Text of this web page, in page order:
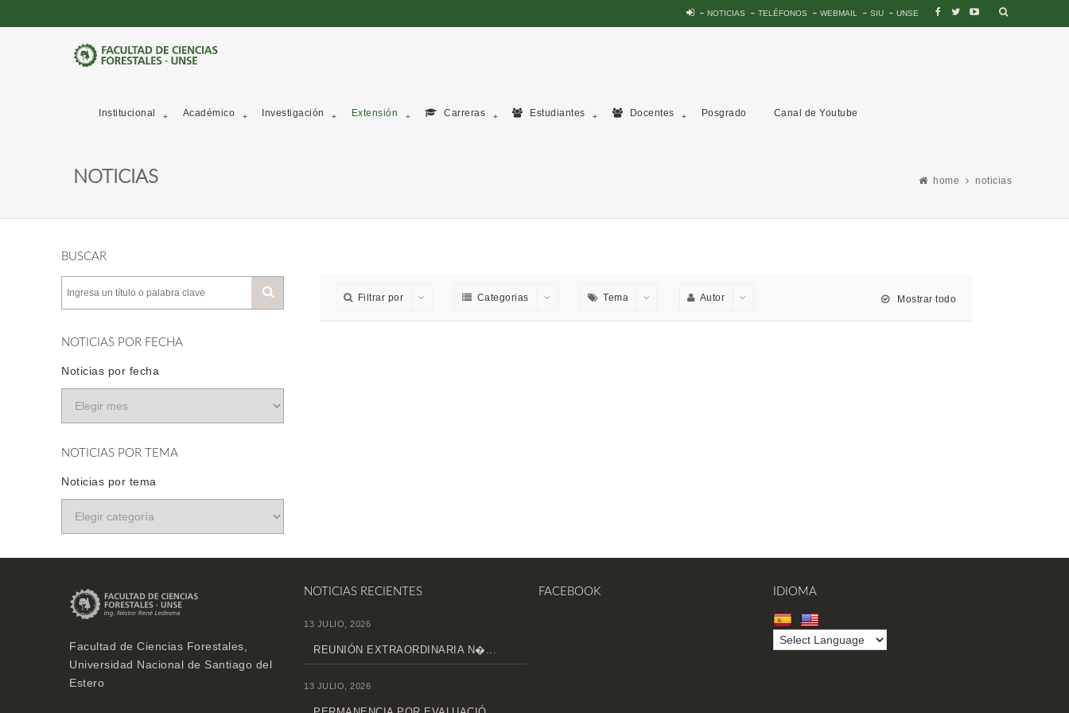
NOTICIAS TELÉFONOS WEBMAIL SIU UNSE
Institucional Académico Investigación Extensión Carreras Estudiantes Docentes Posgrado Canal de Youtube
NOTICIAS home noticias
BUSCAR
NOTICIAS POR FECHA
Noticias por fecha
NOTICIAS POR TEMA
Noticias por tema
Filtrar por Categorias Tema Autor Mostrar todo
Facultad de Ciencias Forestales,
Universidad Nacional de Santiago del
Estero
NOTICIAS RECIENTES
13 JULIO, 2026
REUNIÓN EXTRAORDINARIA N�...
13 JULIO, 2026
FACEBOOK IDIOMA